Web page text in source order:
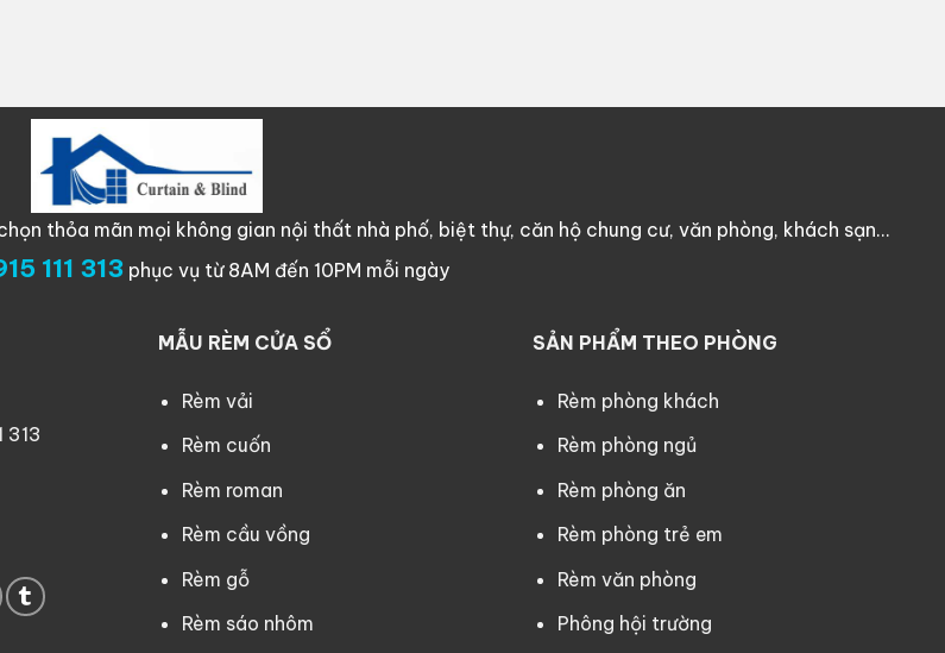
thỏa mãn mọi không gian nội thất nhà phố, biệt thự, căn hộ chung cư, văn phòng, khách sạn…
111 313 phục vụ từ 8AM đến 10PM mỗi ngày
313
MẪU RÈM CỬA SỔ
Rèm vải
Rèm cuốn
Rèm roman
Rèm cầu vồng
Rèm gỗ
Rèm sáo nhôm
SẢN PHẨM THEO PHÒNG
Rèm phòng khách
Rèm phòng ngủ
Rèm phòng ăn
Rèm phòng trẻ em
Rèm văn phòng
Phông hội trường